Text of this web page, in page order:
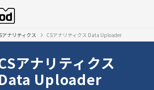
アナリティクス CSアナリティクス Data Uploader
アナリティクス
Uploader